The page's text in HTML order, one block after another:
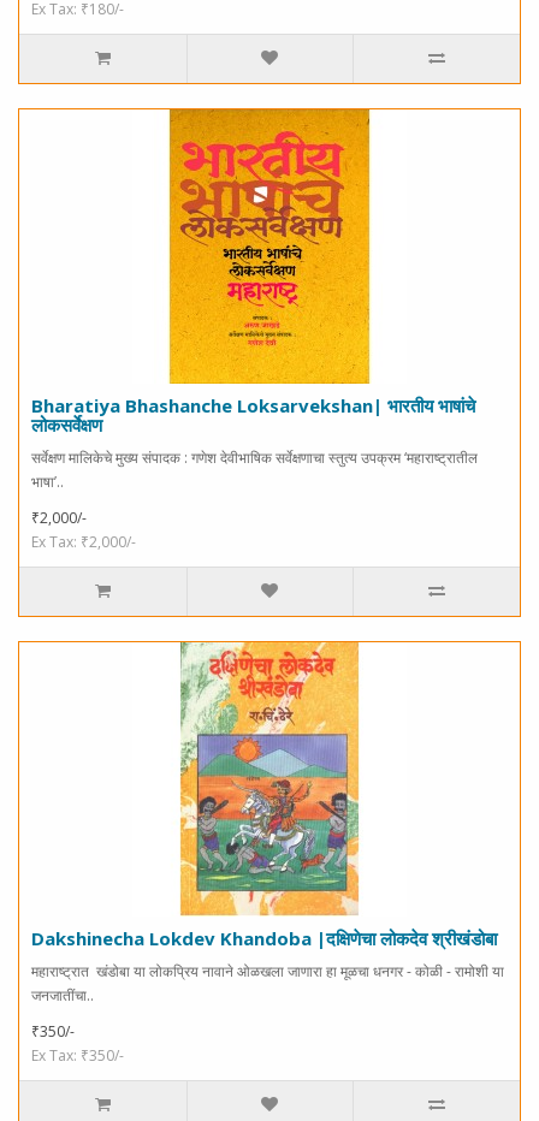
Ex Tax: ₹180/-
Bharatiya Bhashanche Loksarvekshan| भारतीय भाषांचे
लोकसर्वेक्षण
सर्वेक्षण मालिकेचे मुख्य संपादक : गणेश देवीभाषिक सर्वेक्षणाचा स्तुत्य उपक्रम ‘महाराष्ट्रातील
भाषा’..
₹2,000/-
Ex Tax: ₹2,000/-
Dakshinecha Lokdev Khandoba |दक्षिणेचा लोकदेव श्रीखंडोबा
महाराष्ट्रात खंडोबा या लोकप्रिय नावाने ओळखला जाणारा हा मूळचा धनगर - कोळी - रामोशी या
जनजातींचा..
₹350/-
Ex Tax: ₹350/-